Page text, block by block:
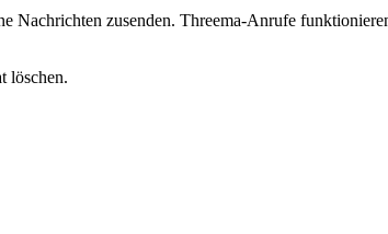
Nachrichten zusenden. Threema-Anrufe
löschen.